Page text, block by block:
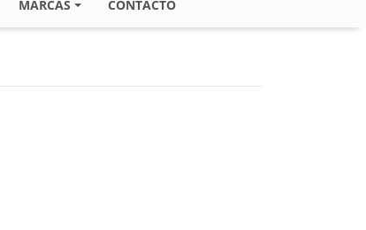
MARCAS CONTACTO